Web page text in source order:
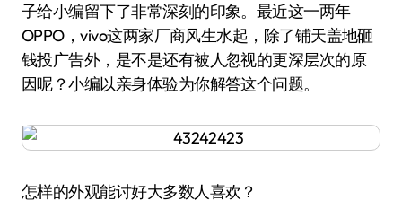
子给小编留下了非常深刻的印象。最近这一两年
OPPO，vivo这两家厂商风生水起，除了铺天盖地砸
钱投广告外，是不是还有被人忽视的更深层次的原
因呢？小编以亲身体验为你解答这个问题。
怎样的外观能讨好大多数人喜欢？